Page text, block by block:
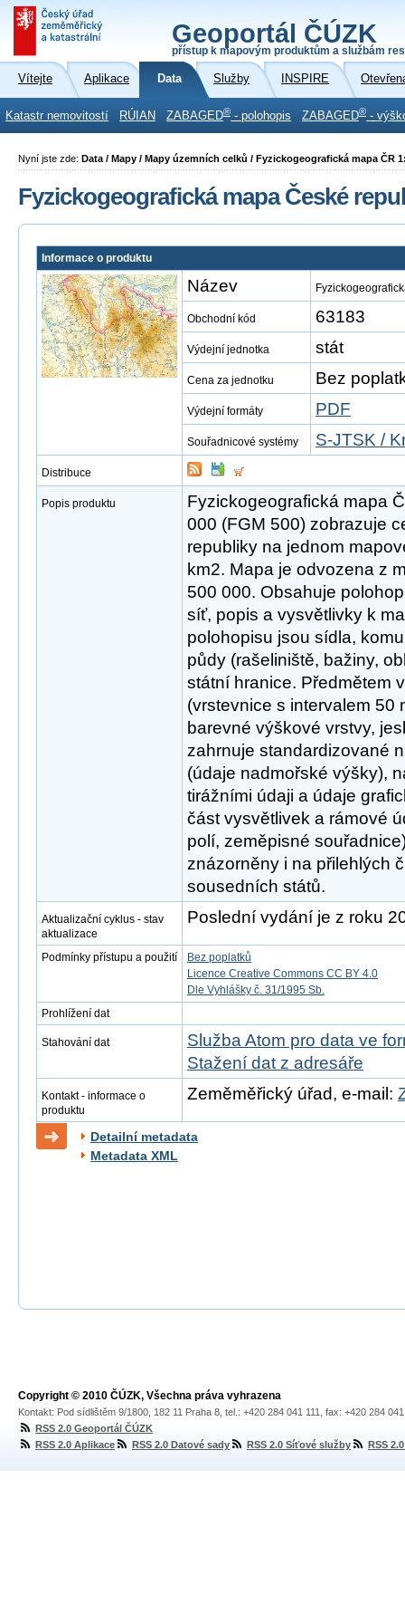
Geoportál ČÚZK
přístup k mapovým produktům a službám
Vítejte Aplikace Data Služby INSPIRE
Katastr nemovitostí RÚIAN ZABAGED® - polohopis ZABAGED® -
Nyní jste zde: Data / Mapy / Mapy územních celků / Fyzickogeografická mapa ČR
Fyzickogeografická mapa České
Informace o produktu
Název
Obchodní kód 63183
Výdejní jednotka stát
Cena za jednotku Bez
Výdejní formáty PDF
Souřadnicové systémy S-JTSK /
Distribuce
Popis produktu
Fyzickogeografická mapa
000 (FGM 500) zobrazuje
republiky na jednom
km2. Mapa je odvozena z
500 000. Obsahuje
síť, popis a vysvětlivky k
polohopisu jsou sídla,
půdy (rašeliniště, bažiny,
státní hranice. Předmětem
(vrstevnice s intervalem 50
barevné výškové vrstvy,
zahrnuje standardizované
(údaje nadmořské výšky),
tirážními údaji a údaje
část vysvětlivek a rámové
polí, zeměpisné
znázorněny i na přilehlých
sousedních států.
Aktualizační cyklus - stav
aktualizace
Poslední vydání je z roku
Podmínky přístupu a použití
Bez poplatků
Licence Creative Commons CC BY 4.0
Dle Vyhlášky č. 31/1995 Sb.
Prohlížení dat
Stahování dat
Služba Atom pro data ve
Stažení dat z adresáře
Kontakt - informace o
produktu
Zeměměřický úřad, e-mail:
Detailní metadata
Metadata XML
Copyright © 2010 ČÚZK, Všechna práva vyhrazena
Kontakt: Pod sídlištěm 9/1800, 182 11 Praha 8, tel.: +420 284 041 111, fax: +420 284
RSS 2.0 Geoportál ČÚZK
RSS 2.0 Aplikace
RSS 2.0 Datové sady RSS 2.0 Síťové služby RSS